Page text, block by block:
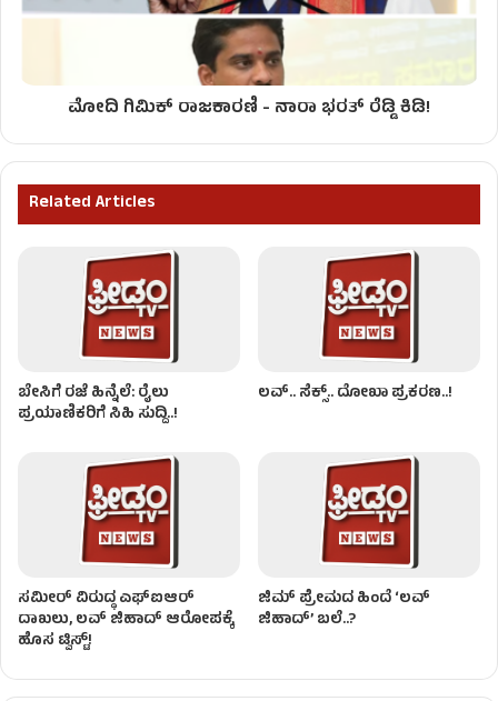
ಮೋದಿ ಗಿಮಿಕ್ ರಾಜಕಾರಣಿ - ನಾರಾ ಭರತ್ ರೆಡ್ಡಿ ಕಿಡಿ!
Related Articles
ಬೇಸಿಗೆ ರಜೆ ಹಿನ್ನೆಲೆ: ರೈಲು
ಪ್ರಯಾಣಿಕರಿಗೆ ಸಿಹಿ ಸುದ್ದಿ..!
ಲವ್.. ಸೆಕ್ಸ್.. ದೋಖಾ ಪ್ರಕರಣ..!
ಸಮೀರ್ ವಿರುದ್ಧ ಎಫ್‌ಐಆರ್
ದಾಖಲು, ಲವ್ ಜಿಹಾದ್ ಆರೋಪಕ್ಕೆ
ಹೊಸ ಟ್ವಿಸ್ಟ್!
ಜಿಮ್ ಪ್ರೇಮದ ಹಿಂದೆ ‘ಲವ್
ಜಿಹಾದ್’ ಬಲೆ..?